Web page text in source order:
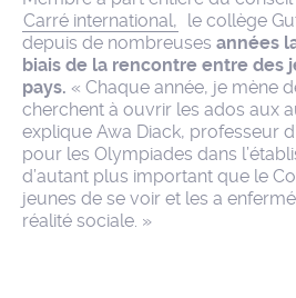
Carré international, le collège
depuis de nombreuses années
biais de la rencontre entre des
pays. « Chaque année, je mène
cherchent à ouvrir les ados aux
explique Awa Diack, professeur
pour les Olympiades dans
d’autant plus important que le
jeunes de se voir et les a
réalité sociale. »